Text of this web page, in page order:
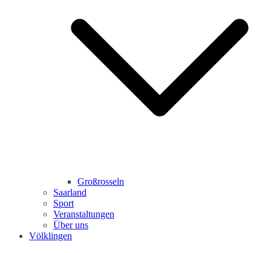
Großrosseln
Saarland
Sport
Veranstaltungen
Über uns
Völklingen